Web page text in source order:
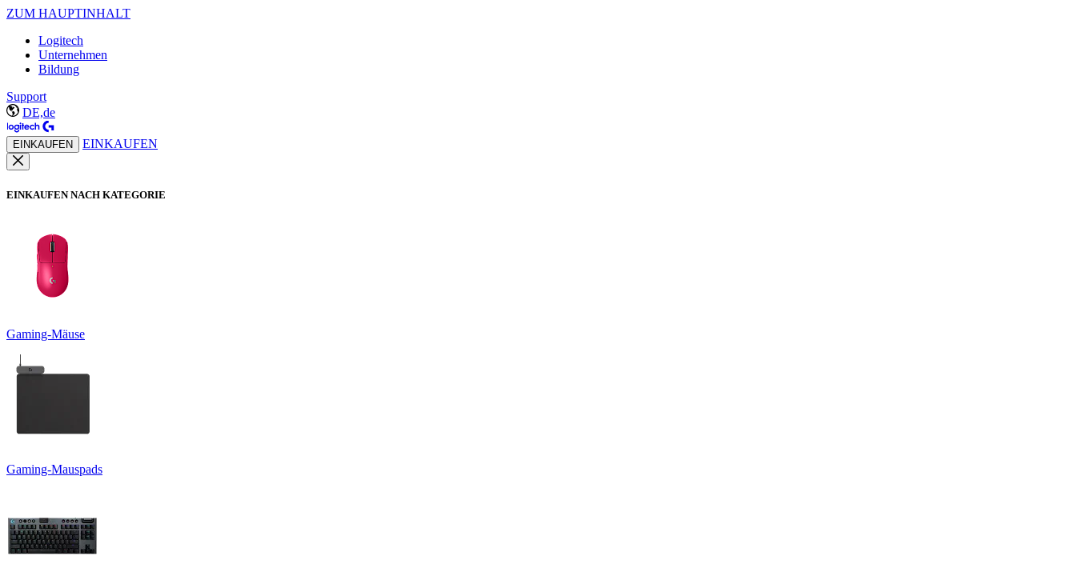
ZUM HAUPTINHALT
Logitech
Unternehmen
Bildung
Support
DE,de
EINKAUFEN EINKAUFEN
EINKAUFEN NACH KATEGORIE
Gaming-Mäuse
Gaming-Mauspads